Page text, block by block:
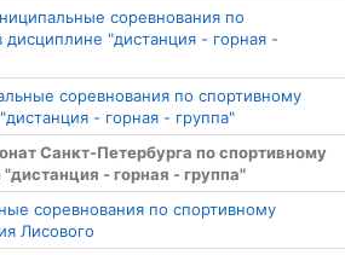
соревнования по
дисциплине "дистанция - горная -
соревнования по спортивному
- горная - группа"
Санкт-Петербурга по спортивному
- горная - группа"
соревнования по спортивному
Лисового